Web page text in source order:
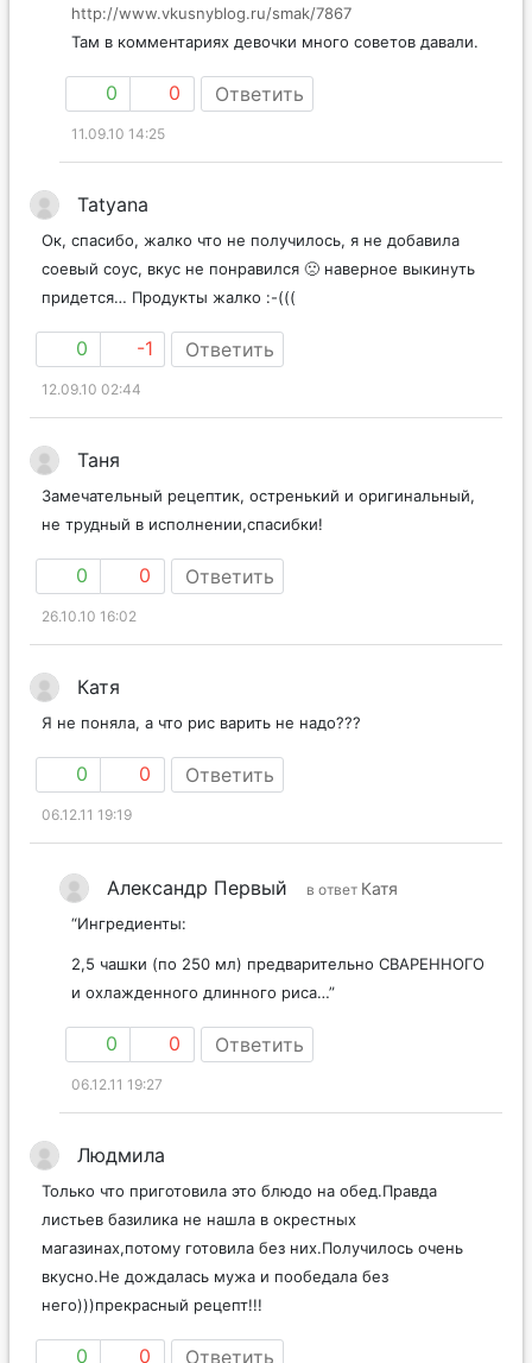
http://www.vkusnyblog.ru/smak/7867
Там в комментариях девочки много советов давали.
0 0 Ответить
11.09.10 14:25
Tatyana
Ок, спасибо, жалко что не получилось, я не добавила
соевый соус, вкус не понравился 🙁 наверное выкинуть
придется… Продукты жалко :-(((
0 -1 Ответить
12.09.10 02:44
Таня
Замечательный рецептик, остренький и оригинальный,
не трудный в исполнении,спасибки!
0 0 Ответить
26.10.10 16:02
Катя
Я не поняла, а что рис варить не надо???
0 0 Ответить
06.12.11 19:19
Александр Первый в ответ Катя
“Ингредиенты:
2,5 чашки (по 250 мл) предварительно СВАРЕННОГО
и охлажденного длинного риса…”
0 0 Ответить
06.12.11 19:27
Людмила
Только что приготовила это блюдо на обед.Правда
листьев базилика не нашла в окрестных
магазинах,потому готовила без них.Получилось очень
вкусно.Не дождалась мужа и пообедала без
него)))прекрасный рецепт!!!
0 0 Ответить